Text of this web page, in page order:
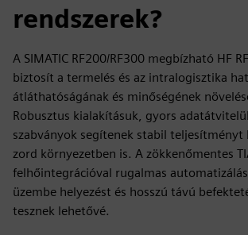
rendszerek?
A SIMATIC RF200/RF300 megbízható HF
biztosít a termelés és az intralogisztika
átláthatóságának és minőségének
Robusztus kialakításuk, gyors
szabványok segítenek stabil
zord környezetben is. A zökkenőmentes
felhőintegrációval rugalmas
üzembe helyezést és hosszú távú
tesznek lehetővé.